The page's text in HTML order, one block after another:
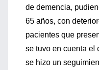
de demencia,
65 años, con
pacientes que
se tuvo en cuenta el
se hizo un